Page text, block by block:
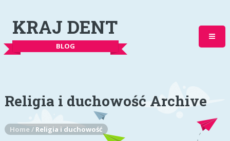
KRAJ DENT
BLOG
Religia i duchowość Archive
Home/ Religia i duchowość